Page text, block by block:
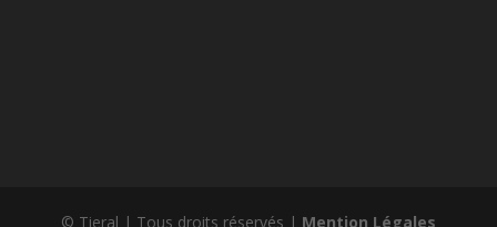
© Tieral | Tous droits réservés | Mention Légales